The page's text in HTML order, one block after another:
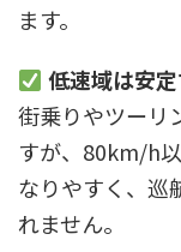
ます。
低速域は安
街乗りやツーリ
すが、80km/h
なりやすく、巡
れません。